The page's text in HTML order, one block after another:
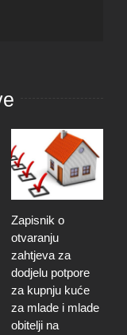
Zapisnik o
otvaranju
zahtjeva za
dodjelu potpore
za kupnju kuće
za mlade i mlade
obitelji na